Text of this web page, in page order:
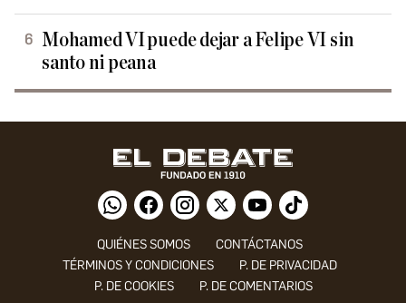
Mohamed VI puede dejar a Felipe VI sin
santo ni peana
QUIÉNES SOMOS
CONTÁCTANOS
TÉRMINOS Y CONDICIONES
P. DE PRIVACIDAD
P. DE COOKIES
P. DE COMENTARIOS